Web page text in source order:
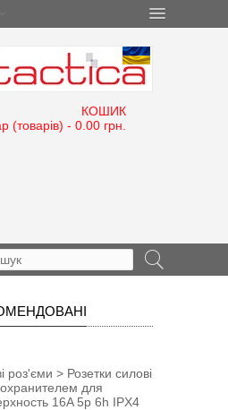
КОШИК
(товарів) - 0.00 грн.
роз'єми > Розетки силові
для
16A 5p 6h IPX4